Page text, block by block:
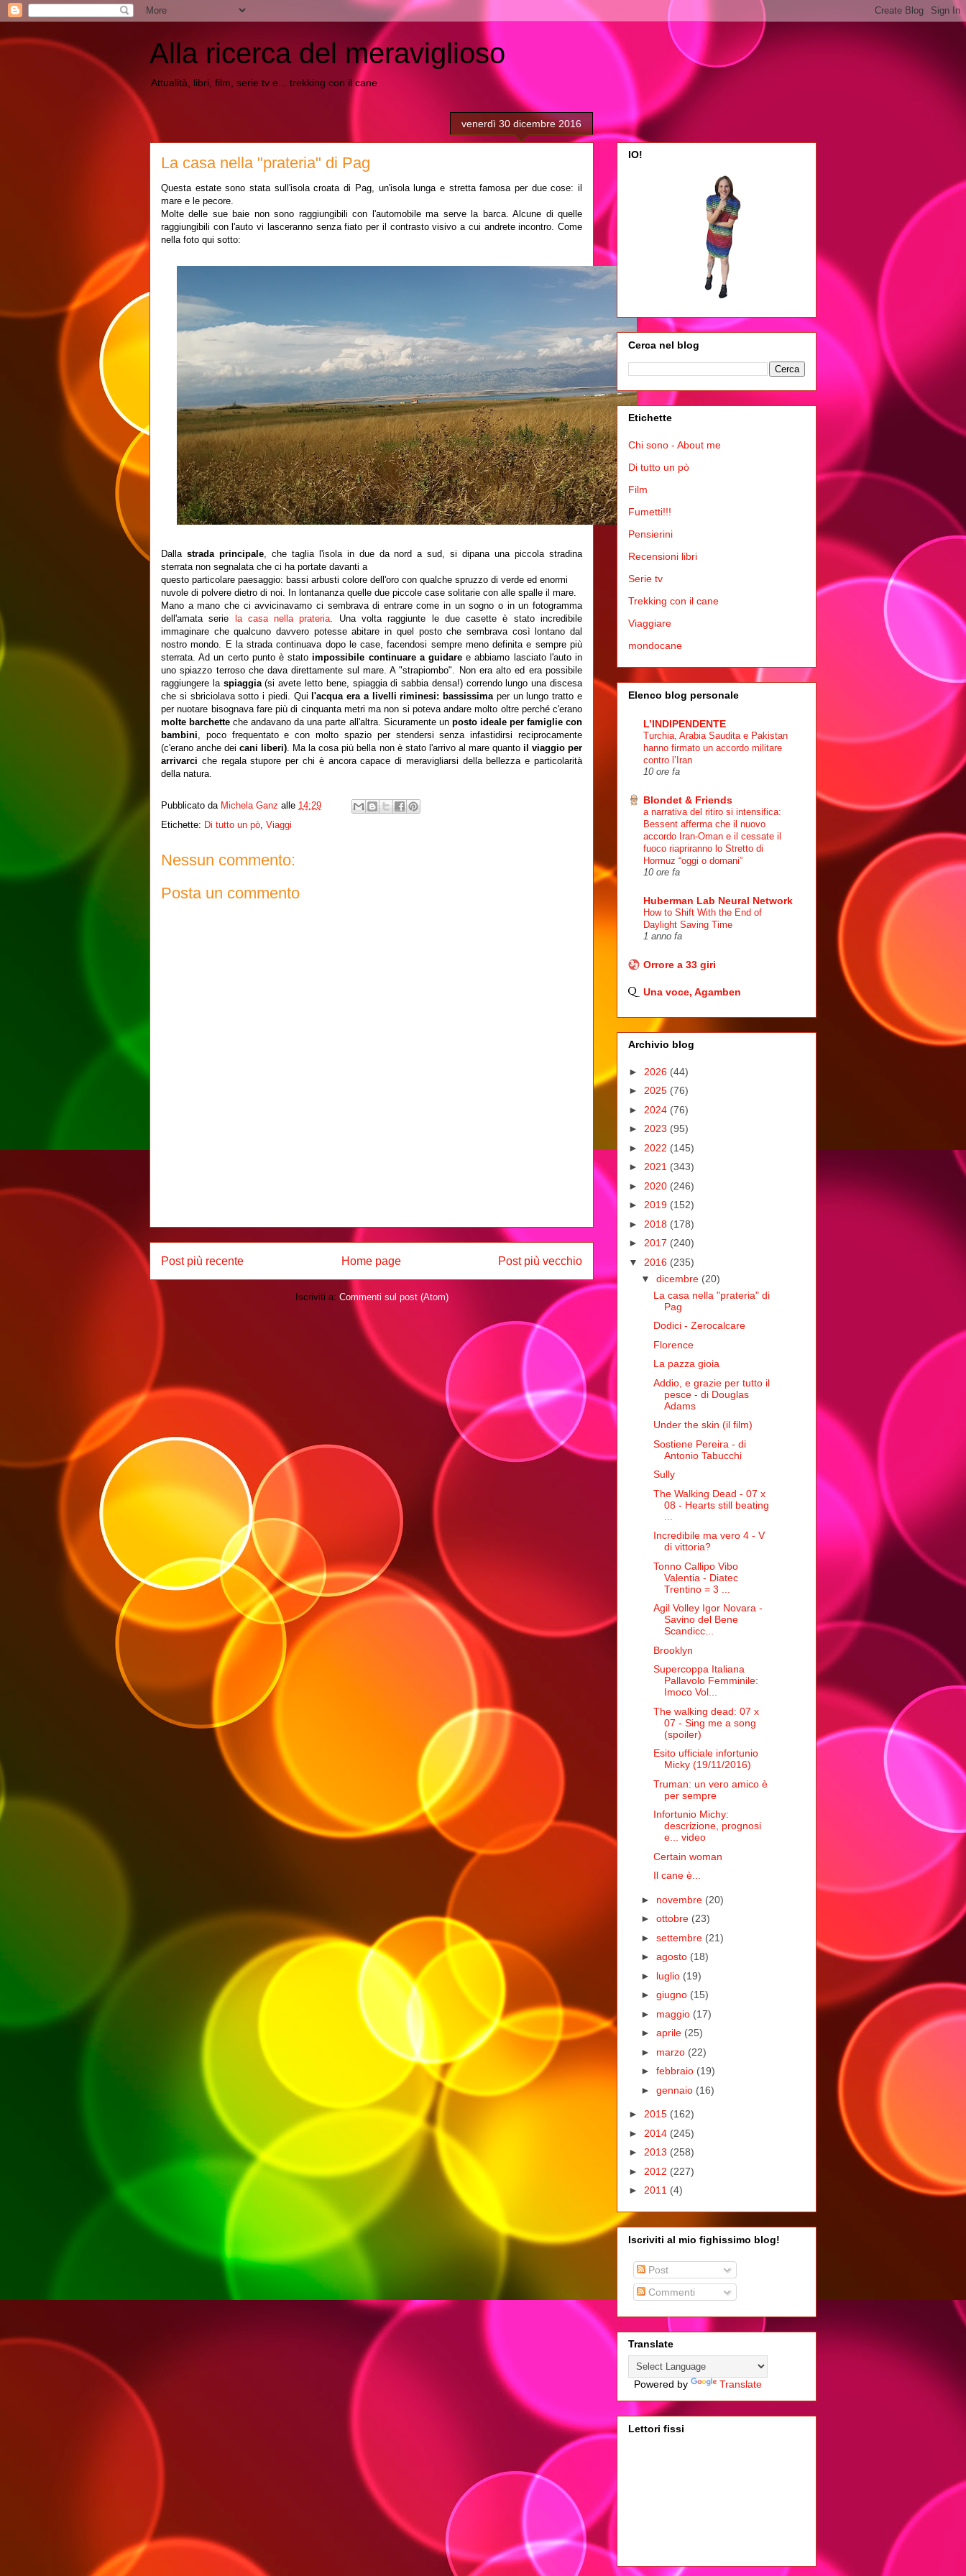
Alla ricerca del meraviglioso
Attualità, libri, film, serie tv e... trekking con il cane
venerdì 30 dicembre 2016
La casa nella "prateria" di Pag
Questa estate sono stata sull'isola croata di Pag, un'isola lunga e stretta famosa per due cose: il
mare e le pecore.
Molte delle sue baie non sono raggiungibili con l'automobile ma serve la barca. Alcune di quelle
raggiungibili con l'auto vi lasceranno senza fiato per il contrasto visivo a cui andrete incontro. Come
nella foto qui sotto:
Dalla strada principale, che taglia l'isola in due da nord a sud, si dipana una piccola stradina
sterrata non segnalata che ci ha portate davanti a
questo particolare paesaggio: bassi arbusti colore dell'oro con qualche spruzzo di verde ed enormi
nuvole di polvere dietro di noi. In lontananza quelle due piccole case solitarie con alle spalle il mare.
Mano a mano che ci avvicinavamo ci sembrava di entrare come in un sogno o in un fotogramma
dell'amata serie
la casa nella prateria. Una volta raggiunte le due casette è stato incredibile
immaginare che qualcuno davvero potesse abitare in quel posto che sembrava così lontano dal
nostro mondo. E la strada continuava dopo le case, facendosi sempre meno definita e sempre più
sterrata. Ad un certo punto è statoimpossibile continuare a guidaree abbiamo lasciato l'auto in
uno spiazzo terroso che dava direttamente sul mare. A "strapiombo". Non era alto ed era possibile
raggiungere la spiaggia(si avete letto bene, spiaggia di sabbia densa!) correndo lungo una discesa
che si sbriciolava sotto i piedi. Qui l'acqua era a livelli riminesi: bassissimaper un lungo tratto e
per nuotare bisognava fare più di cinquanta metri ma non si poteva andare molto oltre perché c'erano
molte barchette che andavano da una parte all'altra. Sicuramente un posto ideale per famiglie con
bambini, poco frequentato e con molto spazio per stendersi senza infastidirsi reciprocamente
(c'erano anche deicani liberi). Ma la cosa più bella non è stato l'arrivo al mare quanto il viaggio per
arrivarci che regala stupore per chi è ancora capace di meravigliarsi della bellezza e particolarità
della natura.
Pubblicato da Michela Ganz alle 14:29
Etichette: Di tutto un pò, Viaggi
Nessun commento:
Posta un commento
Post più recente Post più vecchio
Home page
Iscriviti a: Commenti sul post (Atom)
IO!
Cerca nel blog
Etichette
Chi sono - About me
Di tutto un pò
Film
Fumetti!!!
Pensierini
Recensioni libri
Serie tv
Trekking con il cane
Viaggiare
mondocane
Elenco blog personale
L’INDIPENDENTE
Turchia, Arabia Saudita e Pakistan
hanno firmato un accordo militare
contro l’Iran
10 ore fa
Blondet & Friends
a narrativa del ritiro si intensifica:
Bessent afferma che il nuovo
accordo Iran-Oman e il cessate il
fuoco riapriranno lo Stretto di
Hormuz “oggi o domani”
10 ore fa
Huberman Lab Neural Network
How to Shift With the End of
Daylight Saving Time
1 anno fa
Orrore a 33 giri
Una voce, Agamben
Archivio blog
► 2026 (44)
► 2025 (76)
► 2024 (76)
► 2023 (95)
► 2022 (145)
► 2021 (343)
► 2020 (246)
► 2019 (152)
► 2018 (178)
► 2017 (240)
▼ 2016 (235)
▼ dicembre (20)
La casa nella "prateria" di
Pag
Dodici - Zerocalcare
Florence
La pazza gioia
Addio, e grazie per tutto il
pesce - di Douglas
Adams
Under the skin (il film)
Sostiene Pereira - di
Antonio Tabucchi
Sully
The Walking Dead - 07 x
08 - Hearts still beating
Incredibile ma vero 4 - V
di vittoria?
Tonno Callipo Vibo
Valentia - Diatec
Trentino = 3 ...
Agil Volley Igor Novara -
Savino del Bene
Scandicc...
Brooklyn
Supercoppa Italiana
Pallavolo Femminile:
Imoco Vol...
The walking dead: 07 x
07 - Sing me a song
(spoiler)
Esito ufficiale infortunio
Micky (19/11/2016)
Truman: un vero amico è
per sempre
Infortunio Michy:
descrizione, prognosi
e... video
Certain woman
Il cane è...
► novembre (20)
► ottobre (23)
► settembre (21)
► agosto (18)
► luglio (19)
► giugno (15)
► maggio (17)
► aprile (25)
► marzo (22)
► febbraio (19)
► gennaio (16)
► 2015 (162)
► 2014 (245)
► 2013 (258)
► 2012 (227)
► 2011 (4)
Iscriviti al mio fighissimo blog!
Post
Commenti
Translate
Powered by Translate
Lettori fissi